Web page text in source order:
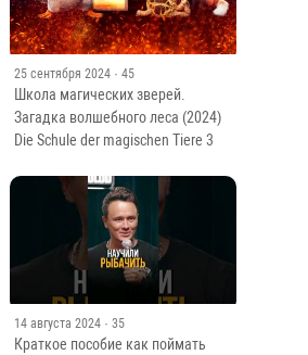
25 сентября 2024 · 45
Школа магических зверей.
Загадка волшебного леса (2024)
Die Schule der magischen Tiere 3
14 августа 2024 · 35
Краткое пособие как поймать